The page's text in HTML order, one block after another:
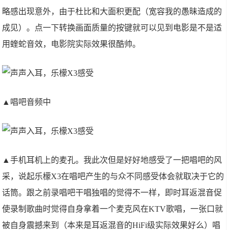
略感出现意外，由于杜比和大面积更配（宽容我的愚昧造成的
成见）。点一下转换画面质量的按键就可以见到电影是不是适
用蝰蛇音效，电影院实际效果很酷帅。
▲唱吧音频中
▲手机耳机上的麦孔。我此次但是好好地感受了一把唱吧的风
采，说起乐檬X3在唱吧产生的与众不同感受体会就取决于它的
话筒。跟之前录唱吧干唱独唱的觉得不一样，即时耳返混音促
使录制歌曲时觉得自身拿着一个麦克风在KTV歌唱，一张口就
被自身震撼来到（本来是耳返混音的HiFi级实际效果好么）唱